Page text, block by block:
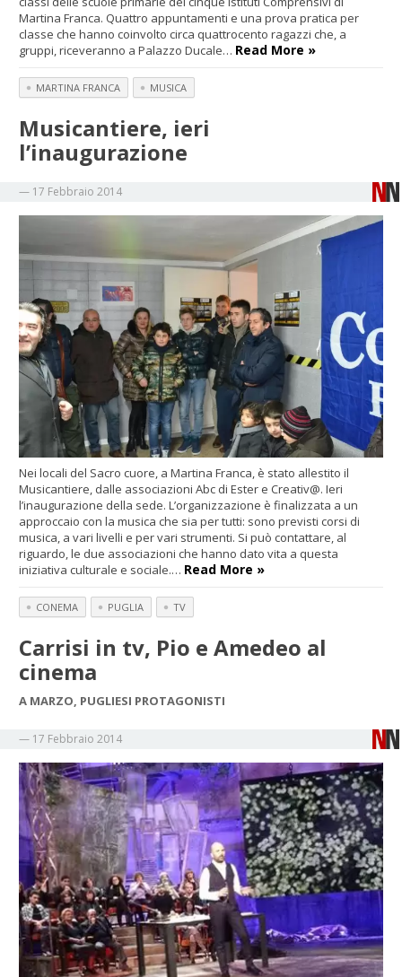
Martina Franca. Quattro appuntamenti e una prova pratica per
classe che hanno coinvolto circa quattrocento ragazzi che, a
gruppi, riceveranno a Palazzo Ducale… Read More »
MARTINA FRANCA MUSICA
Musicantiere, ieri
l’inaugurazione
— 17 Febbraio 2014
Nei locali del Sacro cuore, a Martina Franca, è stato allestito il
Musicantiere, dalle associazioni Abc di Ester e Creativ@. Ieri
l’inaugurazione della sede. L’organizzazione è finalizzata a un
approccaio con la musica che sia per tutti: sono previsti corsi di
musica, a vari livelli e per vari strumenti. Si può contattare, al
riguardo, le due associazioni che hanno dato vita a questa
iniziativa culturale e sociale.… Read More »
CONEMA PUGLIA TV
Carrisi in tv, Pio e Amedeo al
cinema
A MARZO, PUGLIESI PROTAGONISTI
— 17 Febbraio 2014